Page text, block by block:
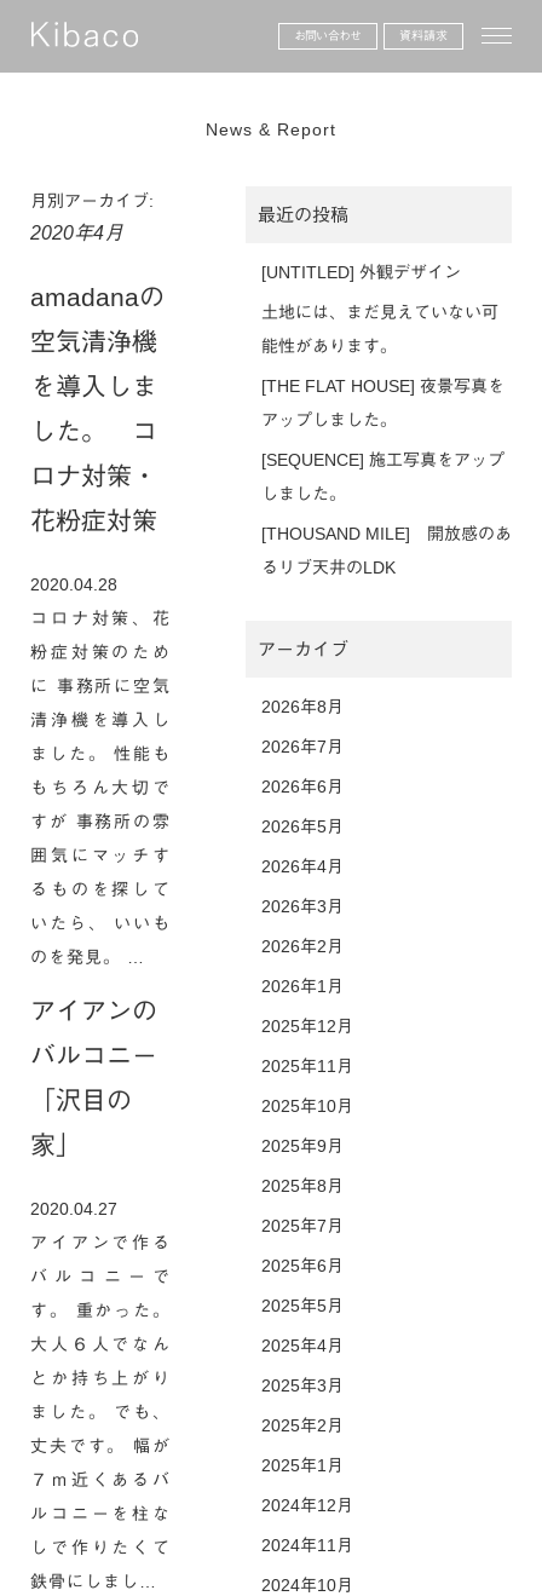
toggle
お問い合わせ 資料請求
News & Report
月別アーカイブ:
2020年4月
amadanaの
空気清浄機
を導入しま
した。 コ
ロナ対策・
花粉症対策
2020.04.28
コロナ対策、花
粉症対策のため
に 事務所に空気
清浄機を導入し
ました。 性能も
もちろん大切で
すが 事務所の雰
囲気にマッチす
るものを探して
いたら、 いいも
のを発見。 …
アイアンの
バルコニー
「沢目の
家」
2020.04.27
アイアンで作る
バルコニーで
す。 重かった。
大人６人でなん
とか持ち上がり
ました。 でも、
丈夫です。 幅が
７ｍ近くあるバ
ルコニーを柱な
しで作りたくて
鉄骨にしまし…
最近の投稿
[UNTITLED] 外観デザイン
土地には、まだ見えていない可
能性があります。
[THE FLAT HOUSE] 夜景写真を
アップしました。
[SEQUENCE] 施工写真をアップ
しました。
[THOUSAND MILE] 開放感のあ
るリブ天井のLDK
アーカイブ
2026年8月
2026年7月
2026年6月
2026年5月
2026年4月
2026年3月
2026年2月
2026年1月
2025年12月
2025年11月
2025年10月
2025年9月
2025年8月
2025年7月
2025年6月
2025年5月
2025年4月
2025年3月
2025年2月
2025年1月
2024年12月
2024年11月
2024年10月